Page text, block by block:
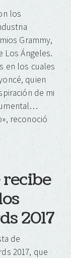
los
Grammy,
Los Ángeles.
en los cuales
quien
de mi
reconoció
2017
de
2017, que